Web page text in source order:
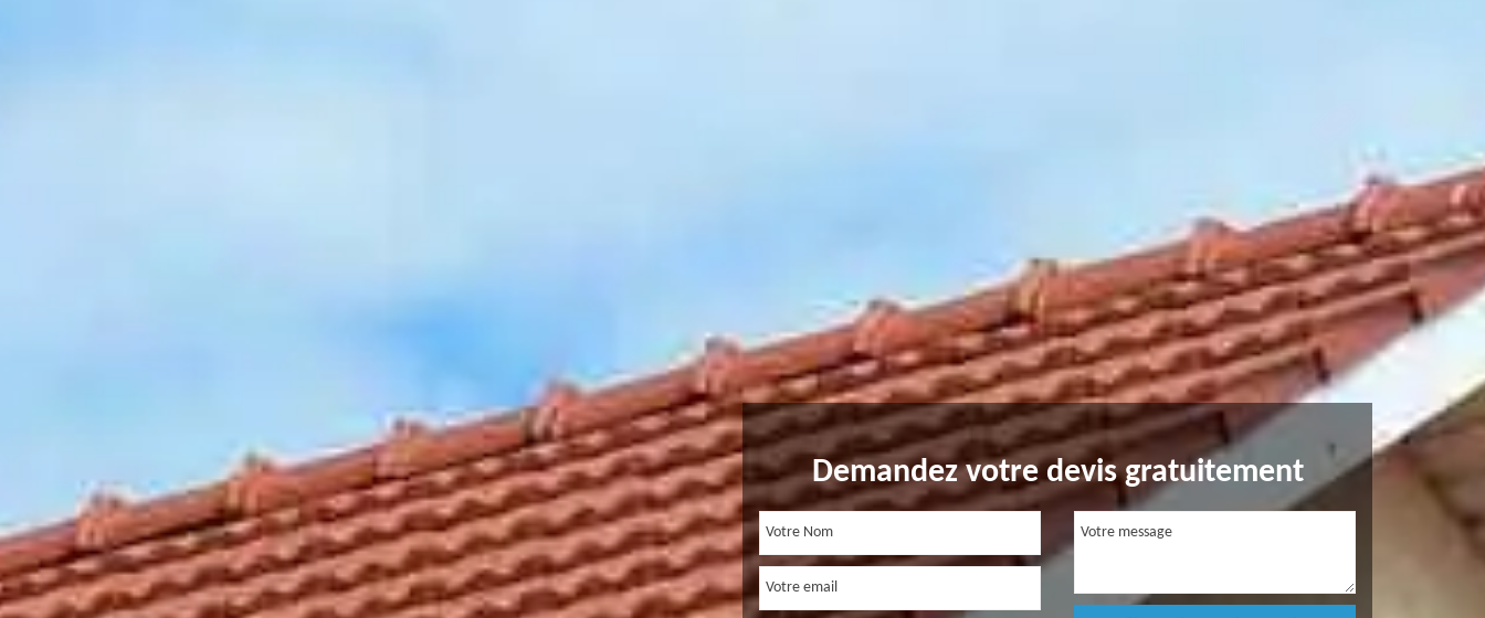
Demandez votre devis gratuitement